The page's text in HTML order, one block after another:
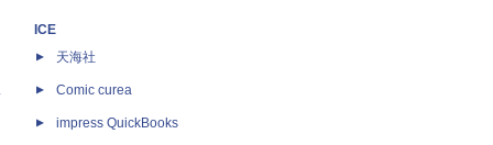
ICE
天海社
Comic curea
impress QuickBooks